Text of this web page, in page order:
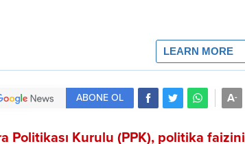
A-
ABONE OL
Politikası Kurulu (PPK), politika faizini